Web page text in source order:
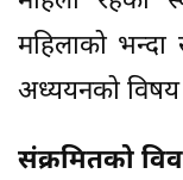
महिलाको
अध्ययनको
संक्रमितको